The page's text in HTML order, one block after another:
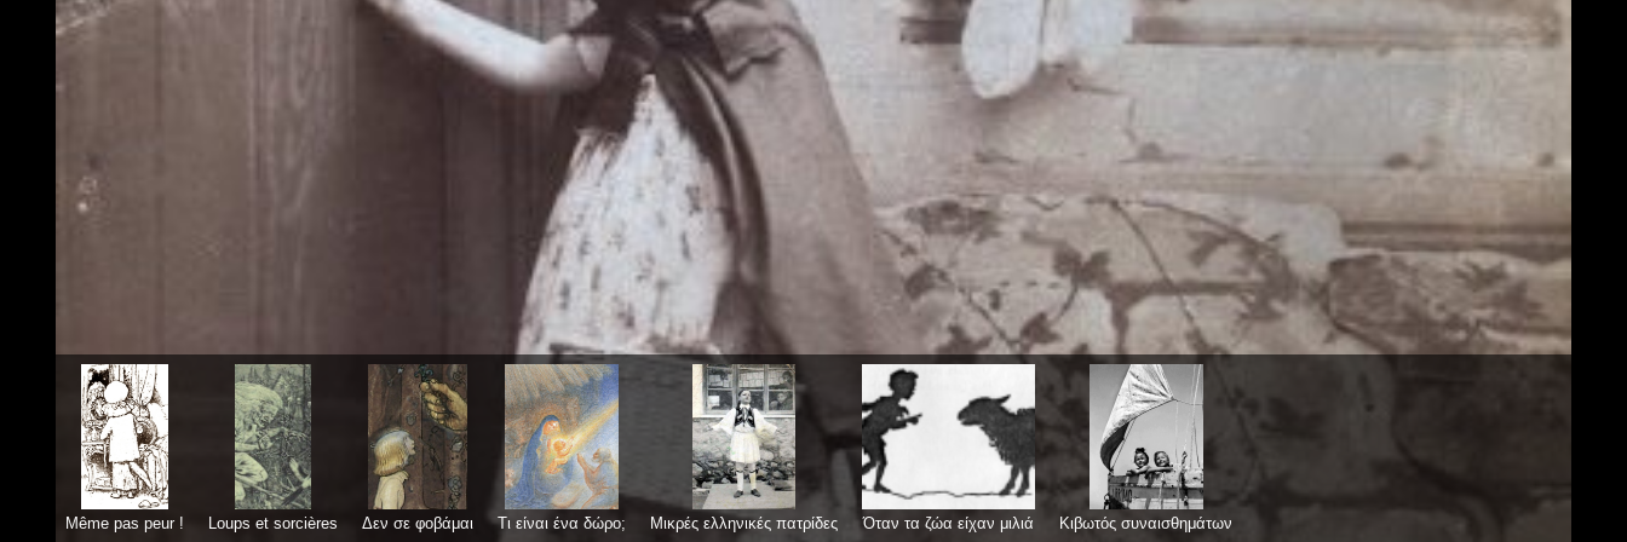
Même pas peur ! Loups et sorcières Δεν σε φοβάμαι Τι είναι ένα δώρο; Μικρές ελληνικές πατρίδες Όταν τα ζώα είχαν μιλιά Κιβωτός συναισθημάτων